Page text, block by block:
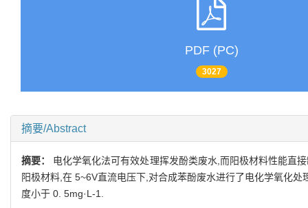
PDF (PC)
3027
摘要/Abstract
摘要： 电化学氧化法可有效处理挥发酚类废水,而阳极材料性能直
阳极材料,在 5~6V直流电压下,对合成苯酚废水进行了电化学氧化
度小于 0. 5mg·L-1.